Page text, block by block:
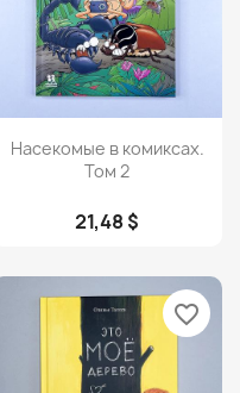
Просмотр
Насекомые в комиксах.
Том 2
21,48 $
favorite_border